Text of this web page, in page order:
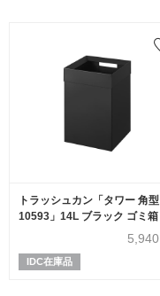
トラッシュカン「タワー 角型
10593」14L ブラック ゴミ箱
5,940
IDC在庫品